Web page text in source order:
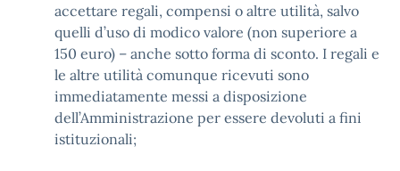
accettare regali, compensi o altre utilità, salvo
quelli d’uso di modico valore (non superiore a
150 euro) – anche sotto forma di sconto. I regali e
le altre utilità comunque ricevuti sono
immediatamente messi a disposizione
dell’Amministrazione per essere devoluti a fini
istituzionali;